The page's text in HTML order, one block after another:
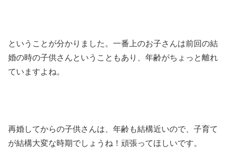
ということが分かりました。一番上のお子さんは前回の結
婚の時の子供さんということもあり、年齢がちょっと離れ
ていますよね。
再婚してからの子供さんは、年齢も結構近いので、子育て
が結構大変な時期でしょうね！頑張ってほしいです。